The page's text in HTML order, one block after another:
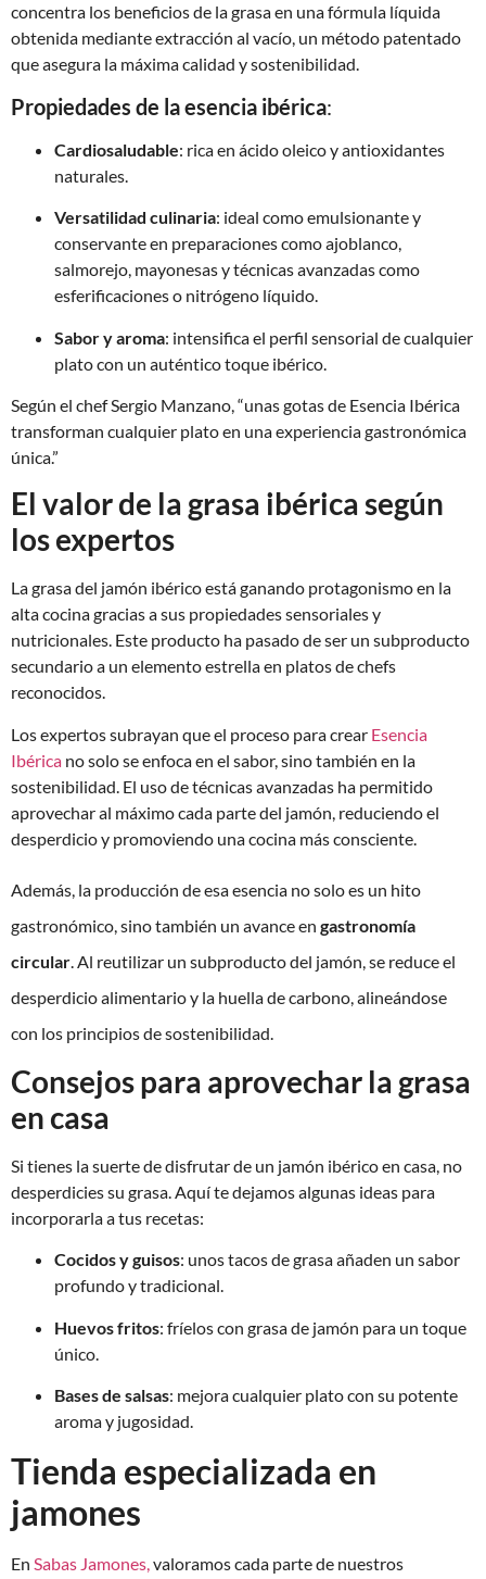
concentra los beneficios de la grasa en una fórmula líquida
obtenida mediante extracción al vacío, un método patentado
que asegura la máxima calidad y sostenibilidad.
Propiedades de la esencia ibérica:
Cardiosaludable: rica en ácido oleico y antioxidantes
naturales.
Versatilidad culinaria: ideal como emulsionante y
conservante en preparaciones como ajoblanco,
salmorejo, mayonesas y técnicas avanzadas como
esferificaciones o nitrógeno líquido.
Sabor y aroma: intensifica el perfil sensorial de cualquier
plato con un auténtico toque ibérico.
Según el chef Sergio Manzano, “unas gotas de Esencia Ibérica
transforman cualquier plato en una experiencia gastronómica
única.”
El valor de la grasa ibérica según
los expertos
La grasa del jamón ibérico está ganando protagonismo en la
alta cocina gracias a sus propiedades sensoriales y
nutricionales. Este producto ha pasado de ser un subproducto
secundario a un elemento estrella en platos de chefs
reconocidos.
Los expertos subrayan que el proceso para crear Esencia
Ibérica no solo se enfoca en el sabor, sino también en la
sostenibilidad. El uso de técnicas avanzadas ha permitido
aprovechar al máximo cada parte del jamón, reduciendo el
desperdicio y promoviendo una cocina más consciente.
Además, la producción de esa esencia no solo es un hito
gastronómico, sino también un avance en gastronomía
circular. Al reutilizar un subproducto del jamón, se reduce el
desperdicio alimentario y la huella de carbono, alineándose
con los principios de sostenibilidad.
Consejos para aprovechar la grasa
en casa
Si tienes la suerte de disfrutar de un jamón ibérico en casa, no
desperdicies su grasa. Aquí te dejamos algunas ideas para
incorporarla a tus recetas:
Cocidos y guisos: unos tacos de grasa añaden un sabor
profundo y tradicional.
Huevos fritos: fríelos con grasa de jamón para un toque
único.
Bases de salsas: mejora cualquier plato con su potente
aroma y jugosidad.
Tienda especializada en
jamones
En Sabas Jamones, valoramos cada parte de nuestros